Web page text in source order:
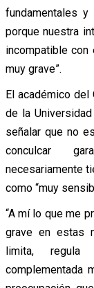
fundamentales
porque nuestra
incompatible
muy grave”.
El académico
de la
señalar que no
conculcar
necesariamente
como “muy
“A mí lo que me
grave en estas
limita, regula
complementada